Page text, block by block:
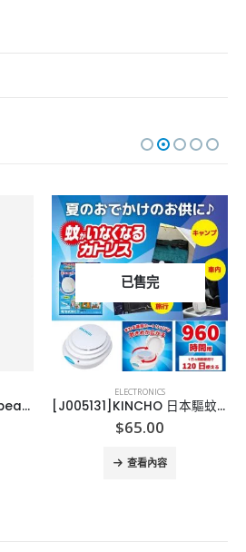
Circled Ultimate 3D Speaker
已售完
ELECTRONICS
[J005131]KINCHO 日本驅蚊機 金鳥 蚊がいなくなるカトリス レジャー用セット ９６０時間用
$65.00
查看內容